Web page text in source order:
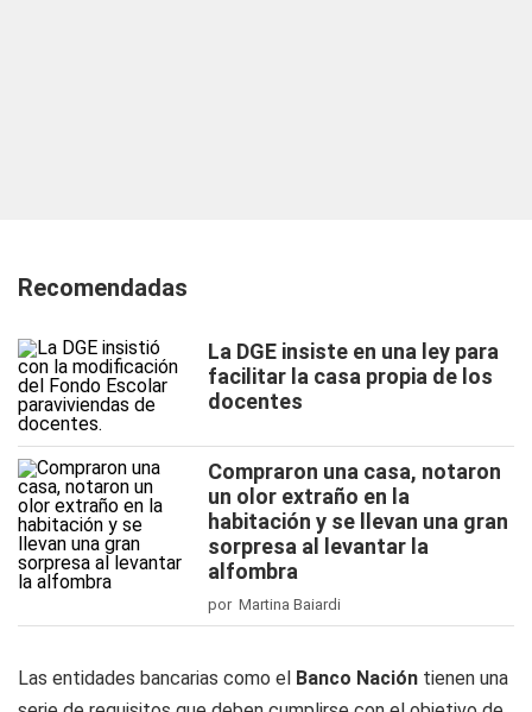
Recomendadas
La DGE insiste en una ley para
facilitar la casa propia de los
docentes
Compraron una casa, notaron
un olor extraño en la
habitación y se llevan una gran
sorpresa al levantar la
alfombra
por Martina Baiardi
Las entidades bancarias como el Banco Nación tienen una